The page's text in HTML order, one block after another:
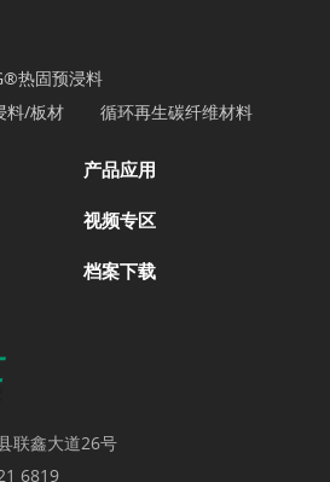
热固预浸料
料/板材
循环再生碳纤维材料
产品应用
视频专区
档案下载
联鑫大道26号
6819